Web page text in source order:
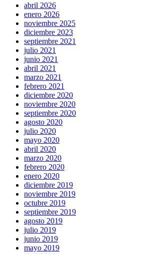
abril 2026
enero 2026
noviembre 2025
diciembre 2023
septiembre 2021
julio 2021
junio 2021
abril 2021
marzo 2021
febrero 2021
diciembre 2020
noviembre 2020
septiembre 2020
agosto 2020
julio 2020
mayo 2020
abril 2020
marzo 2020
febrero 2020
enero 2020
diciembre 2019
noviembre 2019
octubre 2019
septiembre 2019
agosto 2019
julio 2019
junio 2019
mayo 2019